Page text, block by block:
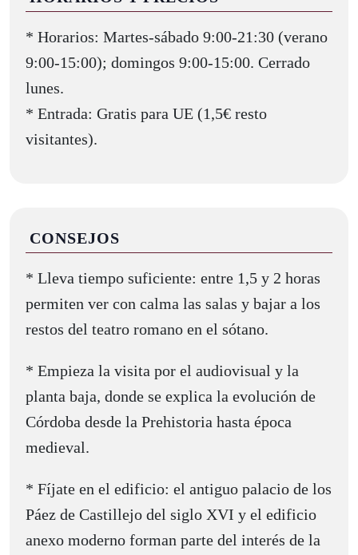
* Horarios: Martes-sábado 9:00-21:30 (verano
9:00-15:00); domingos 9:00-15:00. Cerrado
lunes.
* Entrada: Gratis para UE (1,5€ resto
visitantes).
CONSEJOS
* Lleva tiempo suficiente: entre 1,5 y 2 horas
permiten ver con calma las salas y bajar a los
restos del teatro romano en el sótano.
* Empieza la visita por el audiovisual y la
planta baja, donde se explica la evolución de
Córdoba desde la Prehistoria hasta época
medieval.
* Fíjate en el edificio: el antiguo palacio de los
Páez de Castillejo del siglo XVI y el edificio
anexo moderno forman parte del interés de la